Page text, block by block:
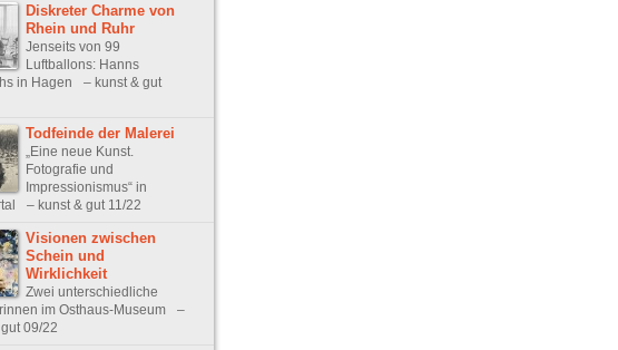
Diskreter Charme von
Rhein und Ruhr
Jenseits von 99
Luftballons: Hanns
in Hagen – kunst & gut
Todfeinde der Malerei
„Eine neue Kunst.
Fotografie und
Impressionismus“ in
– kunst & gut 11/22
Visionen zwischen
Schein und
Wirklichkeit
Zwei unterschiedliche
im Osthaus-Museum –
09/22